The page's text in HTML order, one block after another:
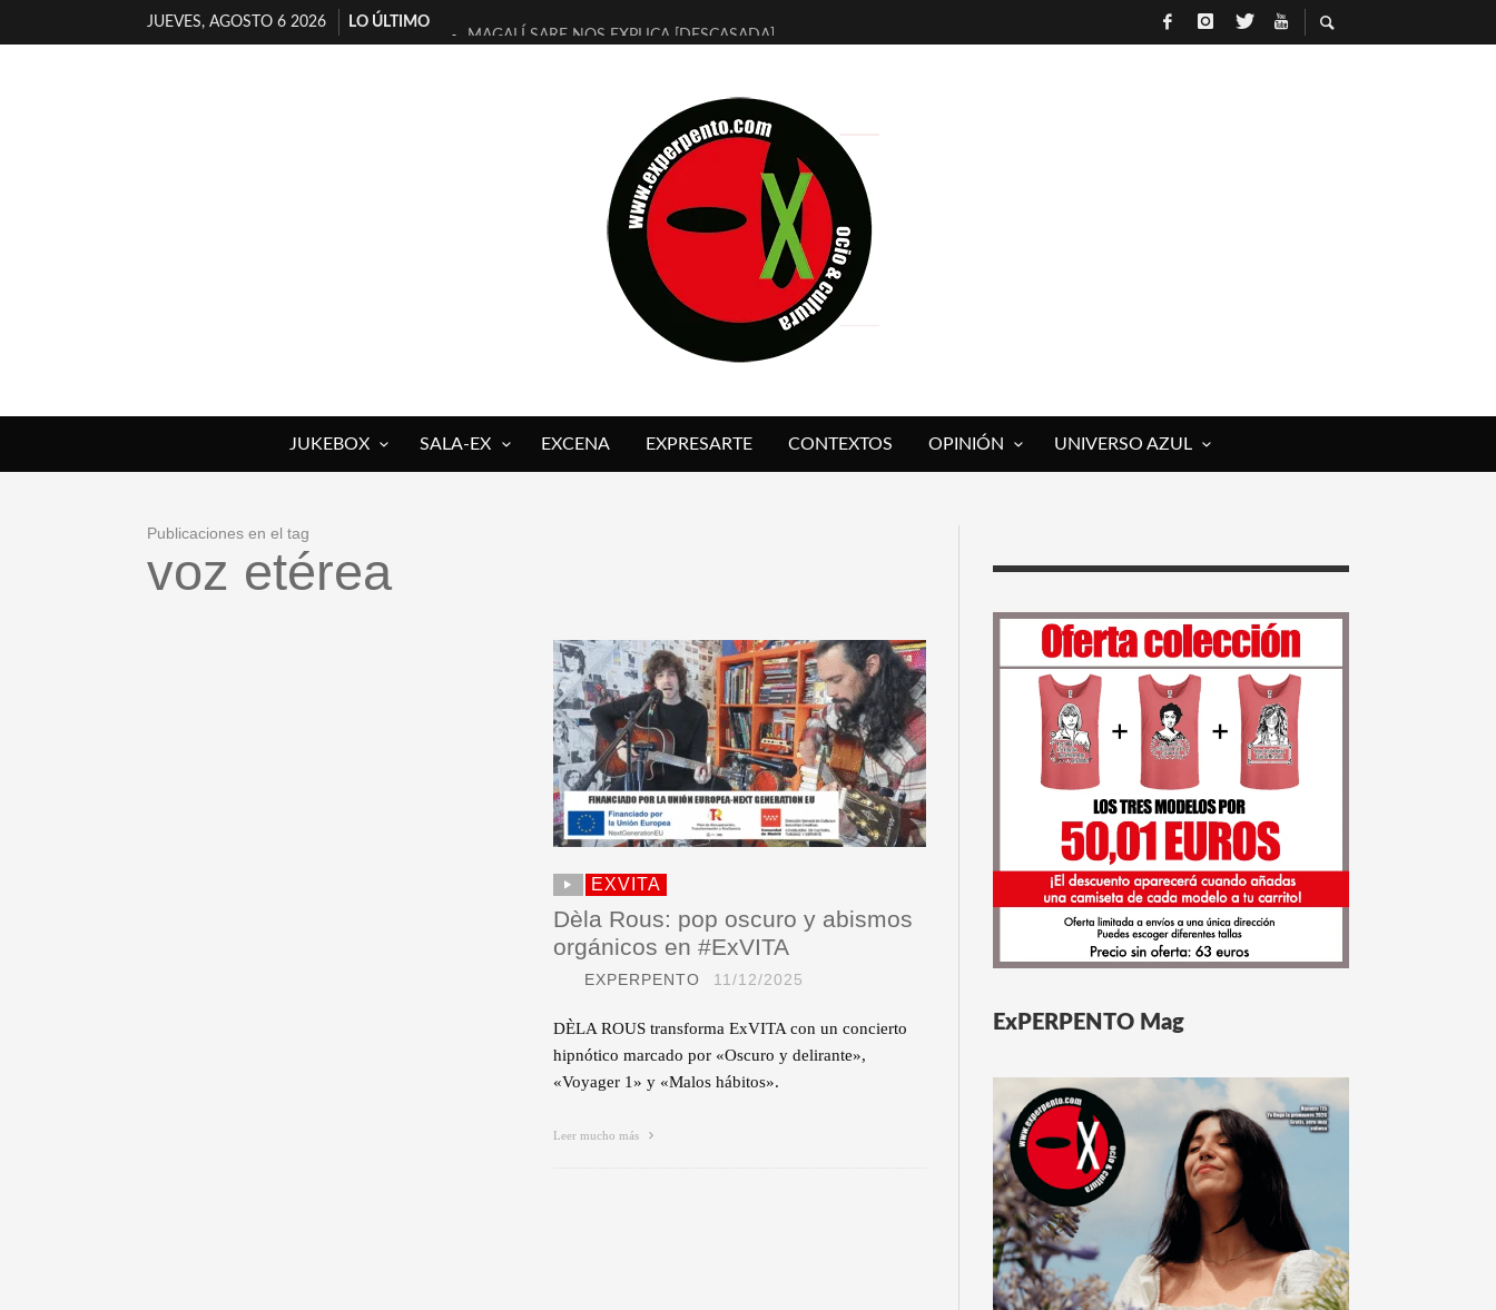
JUEVES, AGOSTO 6 2026
LO ÚLTIMO
MAGALÍ SARE NOS EXPLICA [DESCASADA]
[LA BOLA NEGRA] DE JAVIER CALVO Y JAVIER AMBROSSI
OSLO OVNIES LLEGAN CORRIENDO A ARANDA (SONORAMA Y COSQUÍN ROCK)
FÉLIX CALVO NOS PRESENTA [LAS PALMERAS] (NOVELA DE VAMPIROS VIVOS Y MUERTOS)
[EL SER QUERIDO] DE RODRIGO SOROGOYEN
ENTREVISTA A IVÁN HUMANES POR [EL LIBRO ROJO]
ARRABAL, ARRABAL, ARRABAL, ARRABEAUX
JUKEBOX SALA-EX EXCENA EXPRESARTE CONTEXTOS OPINIÓN UNIVERSO AZUL
Publicaciones en el tag
voz etérea
EXVITA
Dèla Rous: pop oscuro y abismos
orgánicos en #ExVITA
EXPERPENTO 11/12/2025
DÈLA ROUS transforma ExVITA con un concierto
hipnótico marcado por «Oscuro y delirante»,
«Voyager 1» y «Malos hábitos».
Leer mucho más
ExPERPENTO Mag